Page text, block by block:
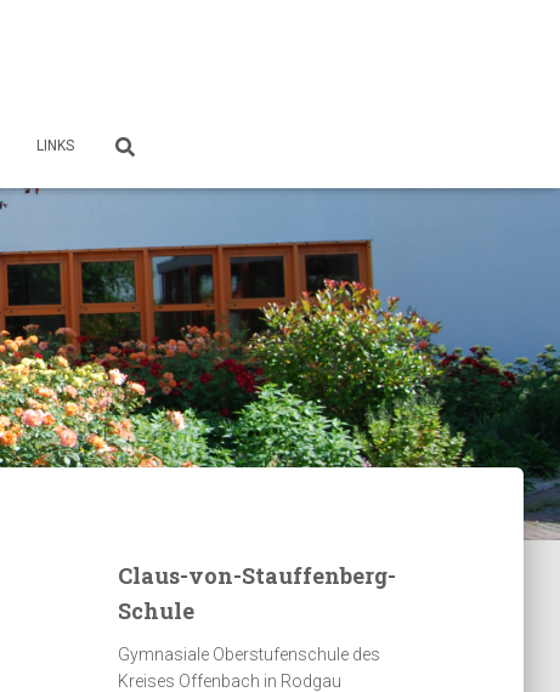
LINKS
Claus-von-Stauffenberg-
Schule
Gymnasiale Oberstufenschule des
Kreises Offenbach in Rodgau